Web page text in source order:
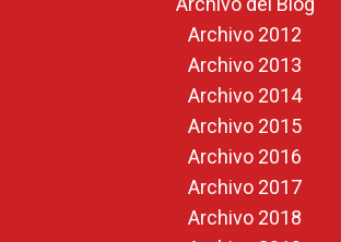
Archivo 2012
Archivo 2013
Archivo 2014
Archivo 2015
Archivo 2016
Archivo 2017
Archivo 2018